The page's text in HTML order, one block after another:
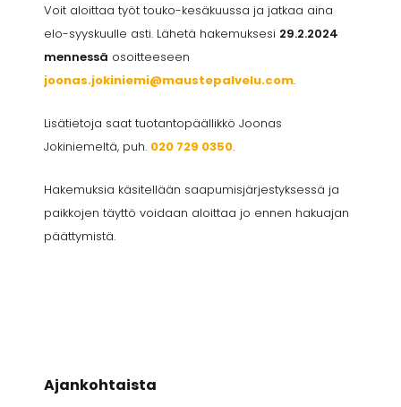
Voit aloittaa työt touko-kesäkuussa ja jatkaa aina
elo-syyskuulle asti. Lähetä hakemuksesi 29.2.2024
mennessä osoitteeseen
joonas.jokiniemi@maustepalvelu.com.
Lisätietoja saat tuotantopäällikkö Joonas
Jokiniemeltä, puh. 020 729 0350.
Hakemuksia käsitellään saapumisjärjestyksessä ja
paikkojen täyttö voidaan aloittaa jo ennen hakuajan
päättymistä.
Ajankohtaista